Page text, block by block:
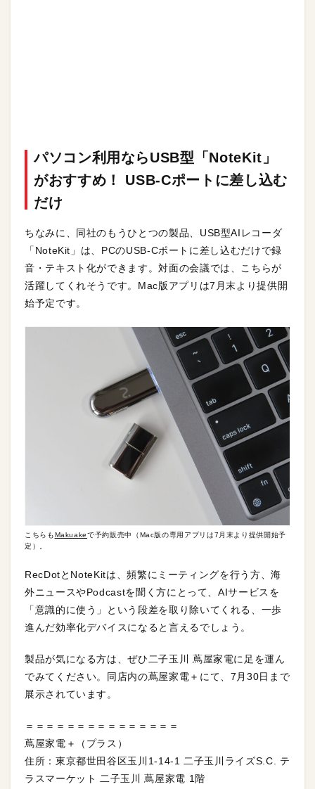
パソコン利用ならUSB型「NoteKit」
がおすすめ！ USB-Cポートに差し込む
だけ
ちなみに、同社のもうひとつの製品、USB型AIレコーダ
「NoteKit」は、PCのUSB-Cポートに差し込むだけで録
音・テキスト化ができます。対面の会議では、こちらが
活躍してくれそうです。Mac版アプリは7月末より提供開
始予定です。
こちらもMakuakeで予約販売中（Mac版の専用アプリは7月末より提供開始予
定）。
RecDotとNoteKitは、頻繁にミーティングを行う方、海
外ニュースやPodcastを聞く方にとって、AIサービスを
「意識的に使う」という段差を取り除いてくれる、一歩
進んだ効率化デバイスになると言えるでしょう。
製品が気になる方は、ぜひ二子玉川 蔦屋家電に足を運ん
でみてください。同店内の蔦屋家電＋にて、7月30日まで
展示されています。
＝＝＝＝＝＝＝＝＝＝＝＝＝＝＝
蔦屋家電＋（プラス）
住所：東京都世田谷区玉川1-14-1 二子玉川ライズS.C. テ
ラスマーケット 二子玉川 蔦屋家電 1階